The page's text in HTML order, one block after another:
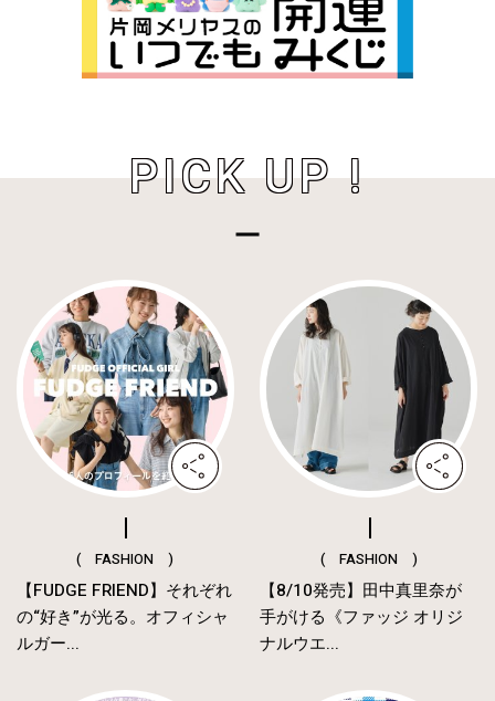
PICK UP !
( FASHION )
【FUDGE FRIEND】それぞれ
の“好き”が光る。オフィシャ
ルガー...
( FASHION )
【8/10発売】田中真里奈が
手がける《ファッジ オリジ
ナルウエ...